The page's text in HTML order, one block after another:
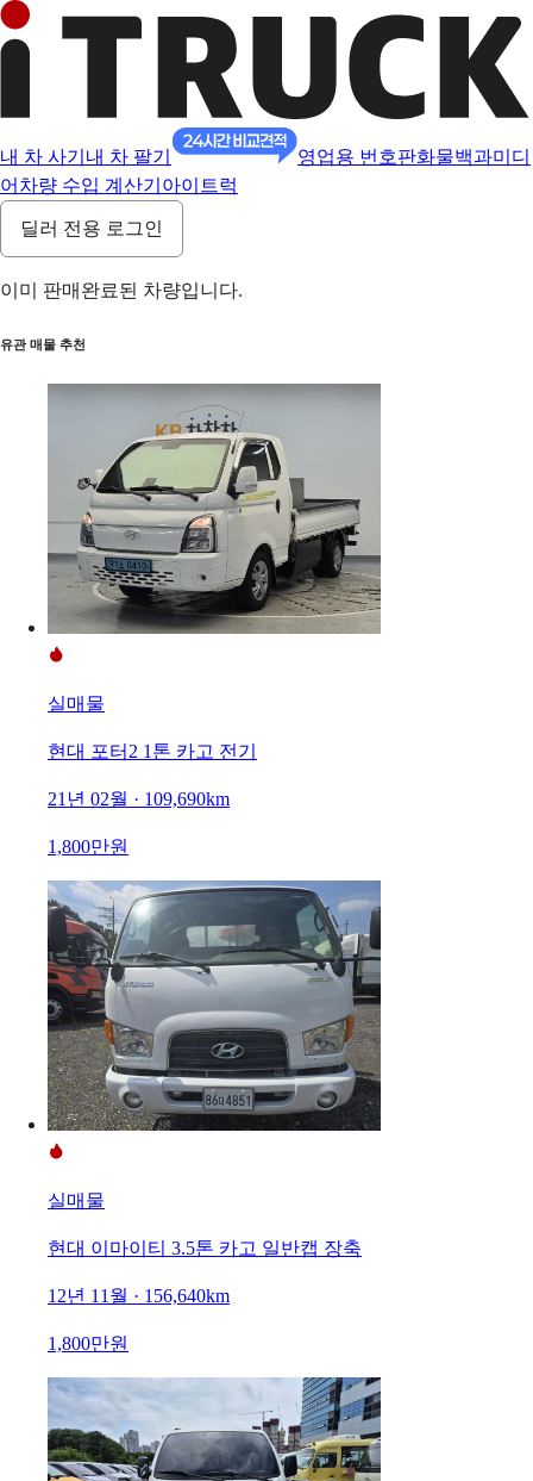
내 차 사기 내 차 팔기 영업용 번호판화물백과미디
어 차량 수입 계산기 아이트럭
딜러 전용 로그인
이미 판매완료된 차량입니다.
유관 매물 추천
실매물
현대 포터2 1톤 카고 전기
21년 02월 · 109,690km
1,800만원
실매물
현대 이마이티 3.5톤 카고 일반캡 장축
12년 11월 · 156,640km
1,800만원